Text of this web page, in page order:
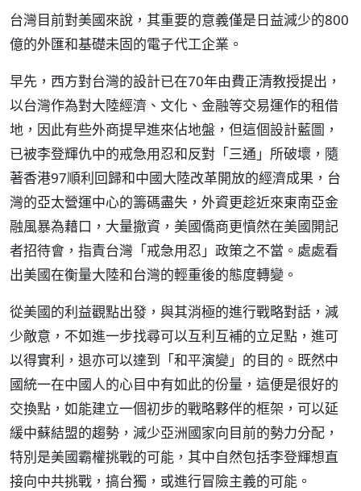
台灣目前對美國來說，其重要的意義僅是日益減少的800
億的外匯和基礎未固的電子代工企業。
早先，西方對台灣的設計已在70年由費正清教授提出，
以台灣作為對大陸經濟、文化、金融等交易運作的租借
地，因此有些外商提早進來佔地盤，但這個設計藍圖，
已被李登輝仇中的戒急用忍和反對「三通」所破壞，隨
著香港97順利回歸和中國大陸改革開放的經濟成果，台
灣的亞太營運中心的籌碼盡失，外資更趁近來東南亞金
融風暴為藉口，大量撤資，美國僑商更憤然在美國開記
者招待會，指責台灣「戒急用忍」政策之不當。處處看
出美國在衡量大陸和台灣的輕重後的態度轉變。
從美國的利益觀點出發，與其消極的進行戰略對話，減
少敵意，不如進一步找尋可以互利互補的立足點，進可
以得實利，退亦可以達到「和平演變」的目的。既然中
國統一在中國人的心目中有如此的份量，這便是很好的
交換點，如能建立一個初步的戰略夥伴的框架，可以延
緩中蘇結盟的趨勢，減少亞洲國家向目前的勢力分配，
特別是美國霸權挑戰的可能，其中自然包括李登輝想直
接向中共挑戰，搞台獨，或進行冒險主義的可能。